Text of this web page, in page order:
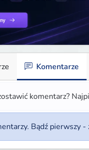
Komentarze
komentarz?
Bądź pierwszy -